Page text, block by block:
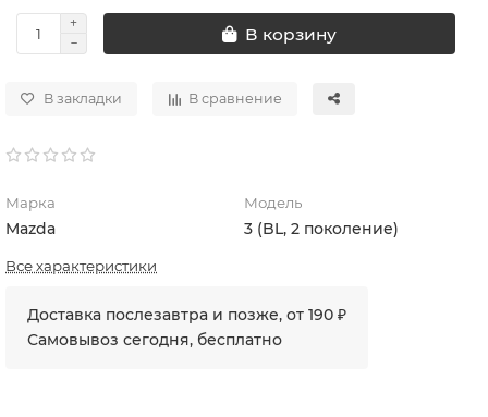
В корзину
В закладки В сравнение
Марка
Mazda
Модель
3 (BL, 2 поколение)
Все характеристики
Доставка послезавтра и позже, от 190 ₽
Самовывоз сегодня, бесплатно